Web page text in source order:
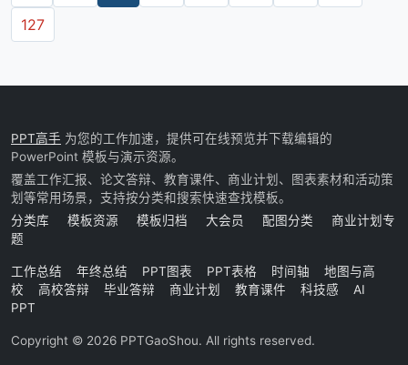
127
PPT高手 为您的工作加速，提供可在线预览并下载编辑的
PowerPoint 模板与演示资源。
覆盖工作汇报、论文答辩、教育课件、商业计划、图表素材和活动策
划等常用场景，支持按分类和搜索快速查找模板。
分类库
模板资源 模板归档 大会员 配图分类
商业计划专
题
工作总结 年终总结 PPT图表 PPT表格 时间轴
地图与高
校
高校答辩 毕业答辩 商业计划 教育课件 科技感
AI
PPT
Copyright © 2026 PPTGaoShou. All rights reserved.